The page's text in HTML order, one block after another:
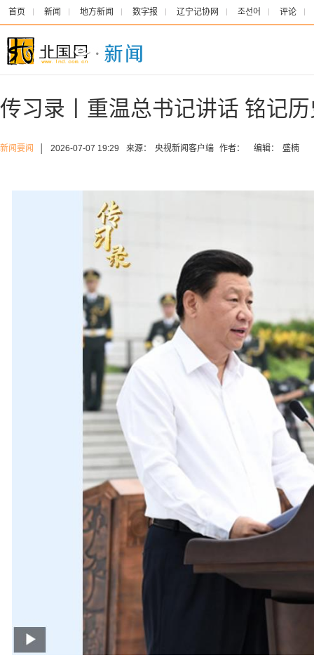
首页 新闻 地方新闻 数字报 辽宁记协网 조선어 评论
传习录丨重温总书记讲话 铭记
新闻要闻 2026-07-07 19:29 来源： 央视新闻客户端 作者： 编辑： 盛楠